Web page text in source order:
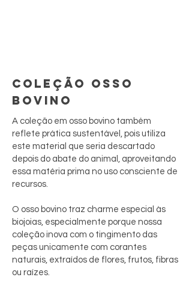
COLEÇÃO OSSO
BOVINO
A coleção em osso bovino também
reflete prática sustentável, pois utiliza
este material que seria descartado
depois do abate do animal, aproveitando
essa matéria prima no uso consciente de
recursos.
O osso bovino traz charme especial às
biojoias, especialmente porque nossa
coleção inova com o tingimento das
peças unicamente com corantes
naturais, extraídos de flores, frutos, fibras
ou raízes.